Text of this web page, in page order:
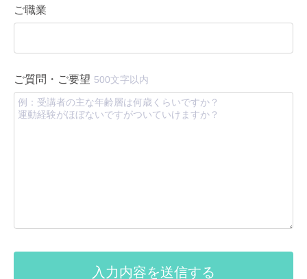
ご職業
ご質問・ご要望 500文字以内